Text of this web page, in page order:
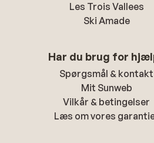
Les Trois Vallees
Ski Amade
Har du brug for
Spørgsmål & kontakt
Mit Sunweb
Vilkår & betingelser
Læs om vores